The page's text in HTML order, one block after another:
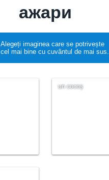
ажари
Alegeți imaginea care se potrivește
cel mai bine cu cuvântul de mai sus.
un cocoș